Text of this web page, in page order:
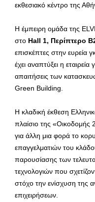
εκθεσιακό κέντρο της
Η έμπειρη ομάδα της
στο Hall 1, Περίπτερο
επισκέπτες στην
έχει αναπτύξει η
απαιτήσεις των
Green Building.
Η κλαδική έκθεση
πλαίσιο της «Οικοδομής
για άλλη μια φορά το
επαγγελματιών του
παρουσίασης των
τεχνολογιών που
στόχο την ενίσχυση της
επιχειρήσεων.